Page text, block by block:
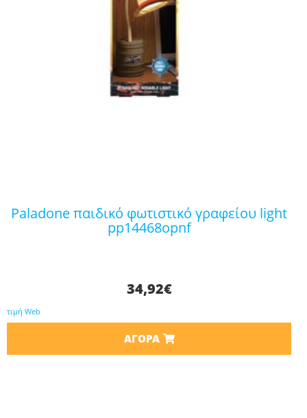
paladone παιδικό φωτιστικό γραφείου light
pp14468opnf
34,92€
τιμή Web
ΑΓΟΡΆ